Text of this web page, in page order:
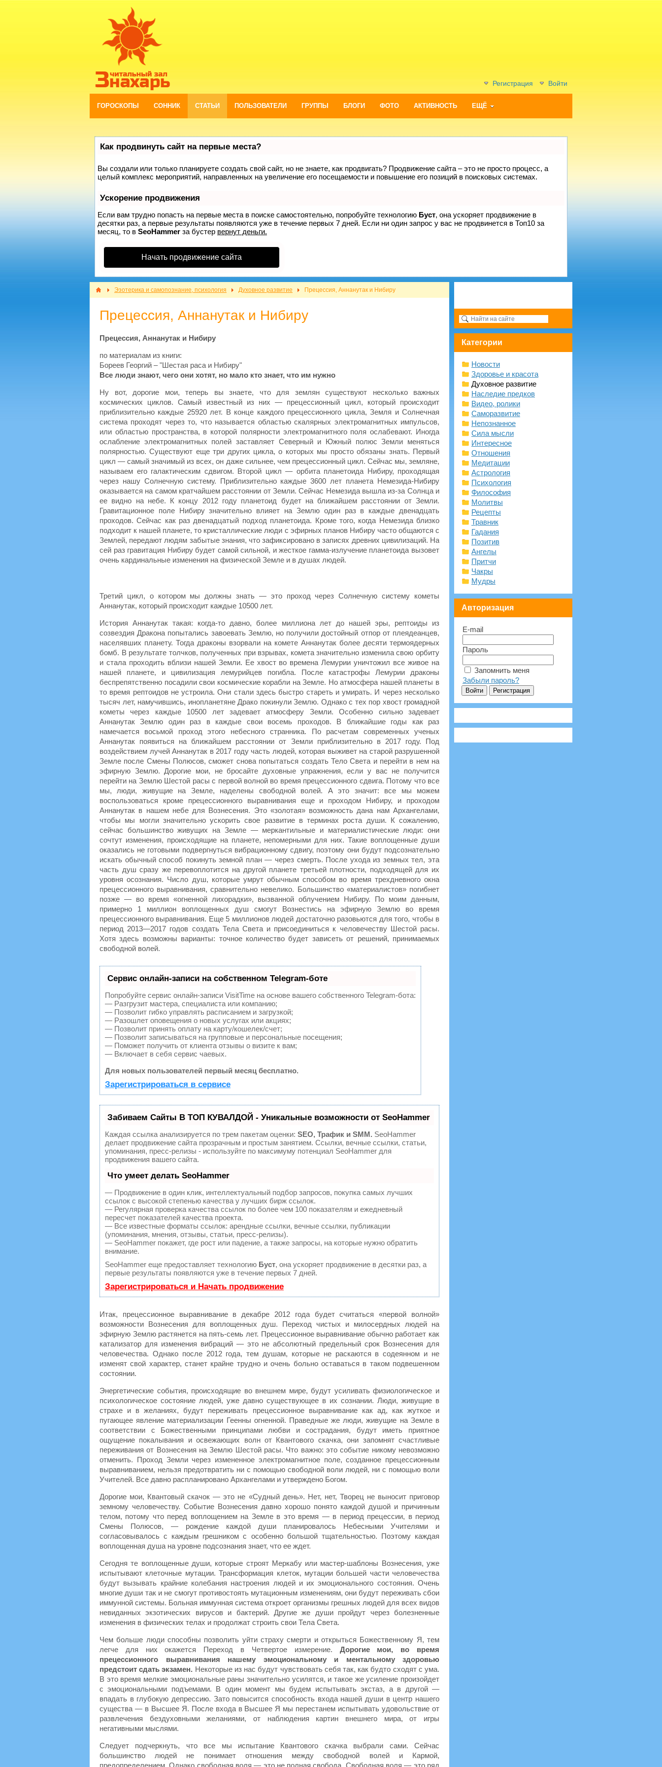
Регистрация Войти
ГОРОСКОПЫ СОННИК СТАТЬИ ПОЛЬЗОВАТЕЛИ ГРУППЫ БЛОГИ ФОТО АКТИВНОСТЬ ЕЩЁ
Как продвинуть сайт на первые места?
Вы создали или только планируете создать свой сайт, но не знаете, как продвигать? Продвижение сайта – это не просто процесс, а
целый комплекс мероприятий, направленных на увеличение его посещаемости и повышение его позиций в поисковых системах.
Ускорение продвижения
Если вам трудно попасть на первые места в поиске самостоятельно, попробуйте технологию Буст, она ускоряет продвижение в
десятки раз, а первые результаты появляются уже в течение первых 7 дней. Если ни один запрос у вас не продвинется в Топ10 за
месяц, то в SeoHammer за бустер вернут деньги.
Начать продвижение сайта
Эзотерика и самопознание, психология Духовное развитие Прецессия, Аннанутак и Нибиру
Прецессия, Аннанутак и Нибиру
Прецессия, Аннанутак и Нибиру
по материалам из книги:
Бореев Георгий – "Шестая раса и Нибиру"
Все люди знают, чего они хотят, но мало кто знает, что им нужно
Ну вот, дорогие мои, теперь вы знаете, что для землян существуют несколько важных
космических циклов. Самый известный из них — прецессионный цикл, который происходит
приблизительно каждые 25920 лет. В конце каждого прецессионного цикла, Земля и Солнечная
система проходят через то, что называется областью скалярных электромагнитных импульсов,
или областью пространства, в которой полярности электромагнитного поля ослабевают. Иногда
ослабление электромагнитных полей заставляет Северный и Южный полюс Земли меняться
полярностью. Существуют еще три других цикла, о которых мы просто обязаны знать. Первый
цикл — самый значимый из всех, он даже сильнее, чем прецессионный цикл. Сейчас мы, земляне,
называем его галактическим сдвигом. Второй цикл — орбита планетоида Нибиру, проходящая
через нашу Солнечную систему. Приблизительно каждые 3600 лет планета Немезида-Нибиру
оказывается на самом кратчайшем расстоянии от Земли. Сейчас Немезида вышла из-за Солнца и
ее видно на небе. К концу 2012 году планетоид будет на ближайшем расстоянии от Земли.
Гравитационное поле Нибиру значительно влияет на Землю один раз в каждые двенадцать
проходов. Сейчас как раз двенадцатый подход планетоида. Кроме того, когда Немезида близко
подходит к нашей планете, то кристаллические люди с эфирных планов Нибиру часто общаются с
Землей, передают людям забытые знания, что зафиксировано в записях древних цивилизаций. На
сей раз гравитация Нибиру будет самой сильной, и жесткое гамма-излучение планетоида вызовет
очень кардинальные изменения на физической Земле и в душах людей.
Третий цикл, о котором мы должны знать — это проход через Солнечную систему кометы
Аннанутак, который происходит каждые 10500 лет.
История Аннанутак такая: когда-то давно, более миллиона лет до нашей эры, рептоиды из
созвездия Дракона попытались завоевать Землю, но получили достойный отпор от плеядеанцев,
населявших планету. Тогда драконы взорвали на комете Аннанутак более десяти термоядерных
бомб. В результате толчков, полученных при взрывах, комета значительно изменила свою орбиту
и стала проходить вблизи нашей Земли. Ее хвост во времена Лемурии уничтожил все живое на
нашей планете, и цивилизация лемурийцев погибла. После катастрофы Лемурии драконы
беспрепятственно посадили свои космические корабли на Земле. Но атмосфера нашей планеты в
то время рептоидов не устроила. Они стали здесь быстро стареть и умирать. И через несколько
тысяч лет, намучившись, инопланетяне Драко покинули Землю. Однако с тех пор хвост громадной
кометы через каждые 10500 лет задевает атмосферу Земли. Особенно сильно задевает
Аннанутак Землю один раз в каждые свои восемь проходов. В ближайшие годы как раз
намечается восьмой проход этого небесного странника. По расчетам современных ученых
Аннанутак появиться на ближайшем расстоянии от Земли приблизительно в 2017 году. Под
воздействием лучей Аннанутак в 2017 году часть людей, которая выживет на старой разрушенной
Земле после Смены Полюсов, сможет снова попытаться создать Тело Света и перейти в нем на
эфирную Землю. Дорогие мои, не бросайте духовные упражнения, если у вас не получится
перейти на Землю Шестой расы с первой волной во время прецессионного сдвига. Потому что все
мы, люди, живущие на Земле, наделены свободной волей. А это значит: все мы можем
воспользоваться кроме прецессионного выравнивания еще и проходом Нибиру, и проходом
Аннанутак в нашем небе для Вознесения. Это «золотая» возможность дана нам Архангелами,
чтобы мы могли значительно ускорить свое развитие в терминах роста души. К сожалению,
сейчас большинство живущих на Земле — меркантильные и материалистические люди: они
сочтут изменения, происходящие на планете, непомерными для них. Такие воплощенные души
оказались не готовыми подвергнуться вибрационному сдвигу, поэтому они будут подсознательно
искать обычный способ покинуть земной план — через смерть. После ухода из земных тел, эта
часть душ сразу же перевоплотится на другой планете третьей плотности, подходящей для их
уровня осознания. Число душ, которые умрут обычным способом во время трехдневного окна
прецессионного выравнивания, сравнительно невелико. Большинство «материалистов» погибнет
позже — во время «огненной лихорадки», вызванной облучением Нибиру. По моим данным,
примерно 1 миллион воплощенных душ смогут Вознестись на эфирную Землю во время
прецессионного выравнивания. Еще 5 миллионов людей достаточно разовьются для того, чтобы в
период 2013—2017 годов создать Тела Света и присоединиться к человечеству Шестой расы.
Хотя здесь возможны варианты: точное количество будет зависеть от решений, принимаемых
свободной волей.
Сервис онлайн-записи на собственном Telegram-боте
Попробуйте сервис онлайн-записи VisitTime на основе вашего собственного Telegram-бота:
— Разгрузит мастера, специалиста или компанию;
— Позволит гибко управлять расписанием и загрузкой;
— Разошлет оповещения о новых услугах или акциях;
— Позволит принять оплату на карту/кошелек/счет;
— Позволит записываться на групповые и персональные посещения;
— Поможет получить от клиента отзывы о визите к вам;
— Включает в себя сервис чаевых.
Для новых пользователей первый месяц бесплатно.
Зарегистрироваться в сервисе
Забиваем Сайты В ТОП КУВАЛДОЙ - Уникальные возможности от SeoHammer
Каждая ссылка анализируется по трем пакетам оценки: SEO, Трафик и SMM. SeoHammer
делает продвижение сайта прозрачным и простым занятием. Ссылки, вечные ссылки, статьи,
упоминания, пресс-релизы - используйте по максимуму потенциал SeoHammer для
продвижения вашего сайта.
Что умеет делать SeoHammer
— Продвижение в один клик, интеллектуальный подбор запросов, покупка самых лучших
ссылок с высокой степенью качества у лучших бирж ссылок.
— Регулярная проверка качества ссылок по более чем 100 показателям и ежедневный
пересчет показателей качества проекта.
— Все известные форматы ссылок: арендные ссылки, вечные ссылки, публикации
(упоминания, мнения, отзывы, статьи, пресс-релизы).
— SeoHammer покажет, где рост или падение, а также запросы, на которые нужно обратить
внимание.
SeoHammer еще предоставляет технологию Буст, она ускоряет продвижение в десятки раз, а
первые результаты появляются уже в течение первых 7 дней.
Зарегистрироваться и Начать продвижение
Итак, прецессионное выравнивание в декабре 2012 года будет считаться «первой волной»
возможности Вознесения для воплощенных душ. Переход чистых и милосердных людей на
эфирную Землю растянется на пять-семь лет. Прецессионное выравнивание обычно работает как
катализатор для изменения вибраций — это не абсолютный предельный срок Вознесения для
человечества. Однако после 2012 года, тем душам, которые не раскаются в содеянном и не
изменят свой характер, станет крайне трудно и очень больно оставаться в таком подвешенном
состоянии.
Энергетические события, происходящие во внешнем мире, будут усиливать физиологическое и
психологическое состояние людей, уже давно существующее в их сознании. Люди, живущие в
страхе и в желаниях, будут переживать прецессионное выравнивание как ад, как жуткое и
пугающее явление материализации Геенны огненной. Праведные же люди, живущие на Земле в
соответствии с Божественными принципами любви и сострадания, будут иметь приятное
ощущение покалывания и освежающих волн от Квантового скачка, они запомнят счастливые
переживания от Вознесения на Землю Шестой расы. Что важно: это событие никому невозможно
отменить. Проход Земли через измененное электромагнитное поле, созданное прецессионным
выравниванием, нельзя предотвратить ни с помощью свободной воли людей, ни с помощью воли
Учителей. Все давно распланировано Архангелами и утверждено Богом.
Дорогие мои, Квантовый скачок — это не «Судный день». Нет, нет, Творец не выносит приговор
земному человечеству. Событие Вознесения давно хорошо понято каждой душой и причинным
телом, потому что перед воплощением на Земле в это время — в период прецессии, в период
Смены Полюсов, — рождение каждой души планировалось Небесными Учителями и
согласовывалось с каждым грешником с особенно большой тщательностью. Поэтому каждая
воплощенная душа на уровне подсознания знает, что ее ждет.
Сегодня те воплощенные души, которые строят Меркабу или мастер-шаблоны Вознесения, уже
испытывают клеточные мутации. Трансформация клеток, мутации большей части человечества
будут вызывать крайние колебания настроения людей и их эмоционального состояния. Очень
многие души так и не смогут противостоять мутационным изменениям, они будут переживать сбои
иммунной системы. Больная иммунная система откроет организмы грешных людей для всех видов
невиданных экзотических вирусов и бактерий. Другие же души пройдут через болезненные
изменения в физических телах и продолжат строить свои Тела Света.
Чем больше люди способны позволить уйти страху смерти и открыться Божественному Я, тем
легче для них окажется Переход в Четвертое измерение. Дорогие мои, во время
прецессионного выравнивания нашему эмоциональному и ментальному здоровью
предстоит сдать экзамен. Некоторые из нас будут чувствовать себя так, как будто сходят с ума.
В это время мелкие эмоциональные раны значительно усилятся, и такое же усиление произойдет
с эмоциональными подъемами. В один момент мы будем испытывать экстаз, а в другой —
впадать в глубокую депрессию. Зато повысится способность входа нашей души в центр нашего
существа — в Высшее Я. После входа в Высшее Я мы перестанем испытывать удовольствие от
развлечения бездуховными желаниями, от наблюдения картин внешнего мира, от игры
негативными мыслями.
Следует подчеркнуть, что все мы испытание Квантового скачка выбрали сами. Сейчас
большинство людей не понимает отношения между свободной волей и Кармой,
предопределением. Однако свободная воля — это не полная свобода. Свободная воля — это ряд
Категории
Новости
Здоровье и красота
Духовное развитие
Наследие предков
Видео, ролики
Саморазвитие
Непознанное
Сила мысли
Интересное
Отношения
Медитации
Астрология
Психология
Философия
Молитвы
Рецепты
Травник
Гадания
Позитив
Ангелы
Притчи
Чакры
Мудры
Авторизация
E-mail
Пароль
Запомнить меня
Забыли пароль?